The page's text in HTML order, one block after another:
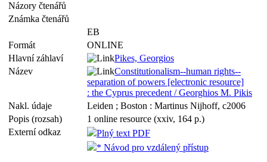
Názory čtenářů
Známka čtenářů
EB
Formát
ONLINE
Hlavní záhlaví
Pikes, Georgios
Název
Constitutionalism--human rights--
separation of powers [electronic resource]
: the Cyprus precedent / Georghios M. Pikis
Nakl. údaje
Leiden ; Boston : Martinus Nijhoff, c2006
Popis (rozsah)
1 online resource (xxiv, 164 p.)
Externí odkaz
Plný text PDF
* Návod pro vzdálený přístup